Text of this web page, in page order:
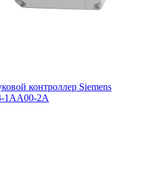
контроллер Siemens
1AA00-2A